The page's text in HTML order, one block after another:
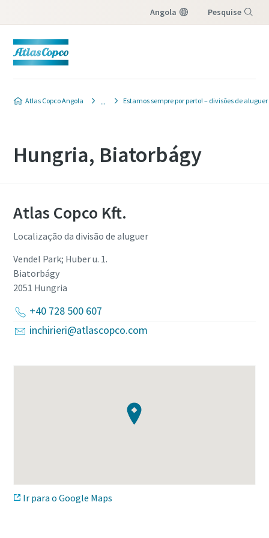
Angola Pesquise
Atlas Copco Angola Estamos sempre por perto! – divisões de aluguer
Hungria, Biatorbágy
Atlas Copco Kft.
Localização da divisão de aluguer
Vendel Park; Huber u. 1.
Biatorbágy
2051 Hungria
+40 728 500 607
inchirieri@atlascopco.com
Ir para o Google Maps